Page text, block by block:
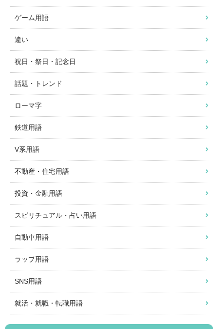
ゲーム用語
違い
祝日・祭日・記念日
話題・トレンド
ローマ字
鉄道用語
V系用語
不動産・住宅用語
投資・金融用語
スピリチュアル・占い用語
自動車用語
ラップ用語
SNS用語
就活・就職・転職用語